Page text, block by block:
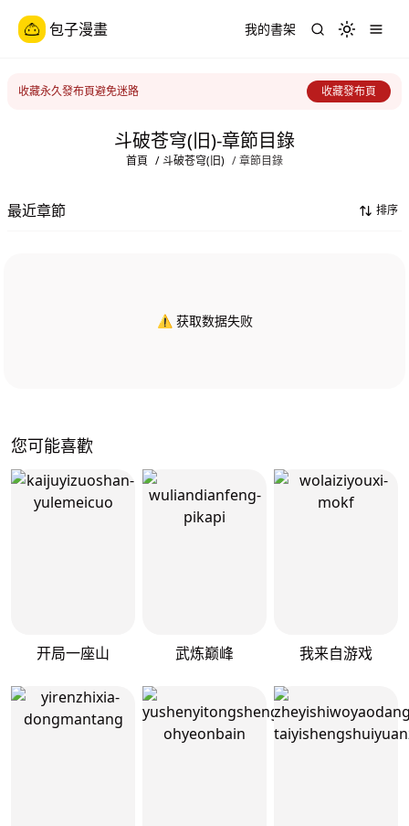
包子漫畫 我的書架 Toggle
收藏永久發布頁避免迷路 收藏發布頁
斗破苍穹(旧)-章節目錄
首頁 / 斗破苍穹(旧) / 章節目錄
最近章節 排序
⚠️ 获取数据失败
您可能喜歡
开局一座山 武炼巅峰 我来自游戏